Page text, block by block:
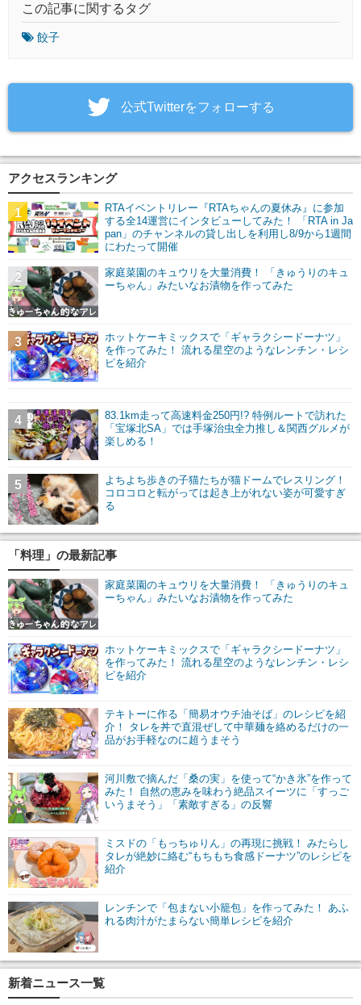
この記事に関するタグ
餃子
‎公式Twitterをフォローする
アクセスランキング
RTAイベントリレー『RTAちゃんの夏休み』に参加
する全14運営にインタビューしてみた！ 「RTA in Ja
pan」のチャンネルの貸し出しを利用し8/9から1週間
にわたって開催
1
家庭菜園のキュウリを大量消費！ 「きゅうりのキュ
ーちゃん」みたいなお漬物を作ってみた
2
ホットケーキミックスで「ギャラクシードーナツ」
を作ってみた！ 流れる星空のようなレンチン・レシ
ピを紹介
3
83.1km走って高速料金250円!? 特例ルートで訪れた
「宝塚北SA」では手塚治虫全力推し＆関西グルメが
楽しめる！
4
よちよち歩きの子猫たちが猫ドームでレスリング！
コロコロと転がっては起き上がれない姿が可愛すぎ
る
5
「料理」の最新記事
家庭菜園のキュウリを大量消費！ 「きゅうりのキュ
ーちゃん」みたいなお漬物を作ってみた
ホットケーキミックスで「ギャラクシードーナツ」
を作ってみた！ 流れる星空のようなレンチン・レシ
ピを紹介
テキトーに作る「簡易オウチ油そば」のレシピを紹
介！ タレを丼で直混ぜして中華麺を絡めるだけの一
品がお手軽なのに超うまそう
河川敷で摘んだ「桑の実」を使って“かき氷”を作って
みた！ 自然の恵みを味わう絶品スイーツに「すっご
いうまそう」「素敵すぎる」の反響
ミスドの「もっちゅりん」の再現に挑戦！ みたらし
タレが絶妙に絡む“もちもち食感ドーナツ”のレシピを
紹介
レンチンで「包まない小籠包」を作ってみた！ あふ
れる肉汁がたまらない簡単レシピを紹介
新着ニュース一覧